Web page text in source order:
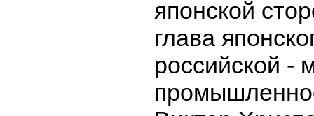
японской
глава
российской -